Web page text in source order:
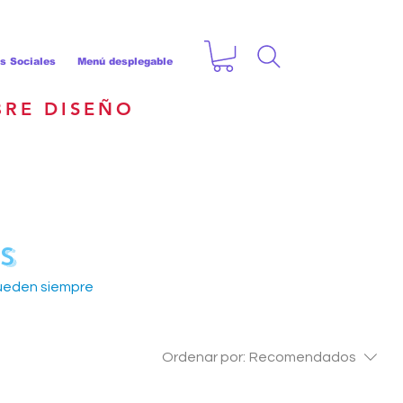
Sociales Menú desplegable
DISEÑO
siempre
Ordenar por: Recomendados